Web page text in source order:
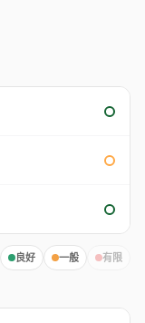
良好 一般 有限